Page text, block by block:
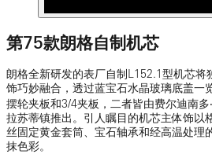
第75款朗格自制机芯
朗格全新研发的表厂自制L152.1型机芯将
饰巧妙融合，透过蓝宝石水晶玻璃底盖一
摆轮夹板和3/4夹板，二者皆由费尔迪南多
拉苏蒂镇推出。引人瞩目的机芯主体饰以
丝固定黄金套筒、宝石轴承和经高温处理
抹色彩。